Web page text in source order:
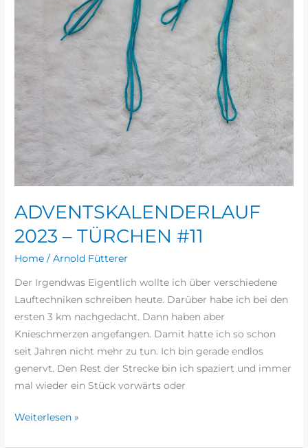
ADVENTSKALENDERLAUF
2023 – TÜRCHEN #11
Home /Arnold Fütterer
Der Irgendwas Eigentlich wollte ich über verschiedene
Lauftechniken schreiben heute. Darüber habe ich bei den
ersten 3 km nachgedacht. Dann haben aber
Knieschmerzen angefangen. Damit hatte ich so schon
seit Jahren nicht mehr zu tun. Ich bin gerade endlos
genervt. Den Rest der Strecke bin ich spaziert und immer
mal wieder ein Stück vorwärts oder
Weiterlesen »